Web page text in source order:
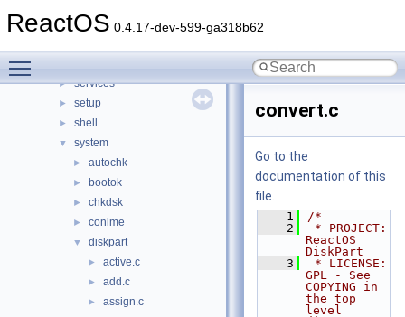
ReactOS 0.4.17-dev-599-ga318b62
▼ base
► services
► setup
► shell
▼ system
► autochk
► bootok
► chkdsk
► conime
▼ diskpart
► active.c
► add.c
► assign.c
convert.c
Go to the
documentation of this
file.
    1
/*
    2
* PROJECT:
ReactOS
DiskPart
    3
* LICENSE:
GPL - See
COPYING in
the top
level